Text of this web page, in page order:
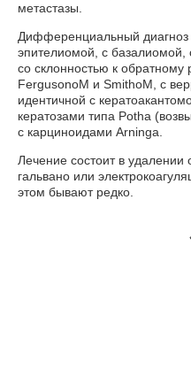
метастазы.
Дифференциальный диагноз
эпителиомой, с
со склонностью к
FergusonoM и SmithoM, с
идентичной с
кератозами типа Potha
с карциноидами Arninga.
Лечение состоит в удалении
гальвано или
этом бывают редко.